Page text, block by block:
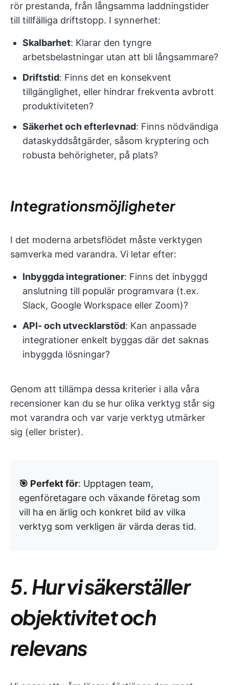
rör prestanda, från långsamma laddningstider
till tillfälliga driftstopp. I synnerhet:
Skalbarhet: Klarar den tyngre
arbetsbelastningar utan att bli långsammare?
Driftstid: Finns det en konsekvent
tillgänglighet, eller hindrar frekventa avbrott
produktiviteten?
Säkerhet och efterlevnad: Finns nödvändiga
dataskyddsåtgärder, såsom kryptering och
robusta behörigheter, på plats?
Integrationsmöjligheter
I det moderna arbetsflödet måste verktygen
samverka med varandra. Vi letar efter:
Inbyggda integrationer: Finns det inbyggd
anslutning till populär programvara (t.ex.
Slack, Google Workspace eller Zoom)?
API- och utvecklarstöd: Kan anpassade
integrationer enkelt byggas där det saknas
inbyggda lösningar?
Genom att tillämpa dessa kriterier i alla våra
recensioner kan du se hur olika verktyg står sig
mot varandra och var varje verktyg utmärker
sig (eller brister).
🎯 Perfekt för: Upptagen team,
egenföretagare och växande företag som
vill ha en ärlig och konkret bild av vilka
verktyg som verkligen är värda deras tid.
5. Hur vi säkerställer
objektivitet och
relevans